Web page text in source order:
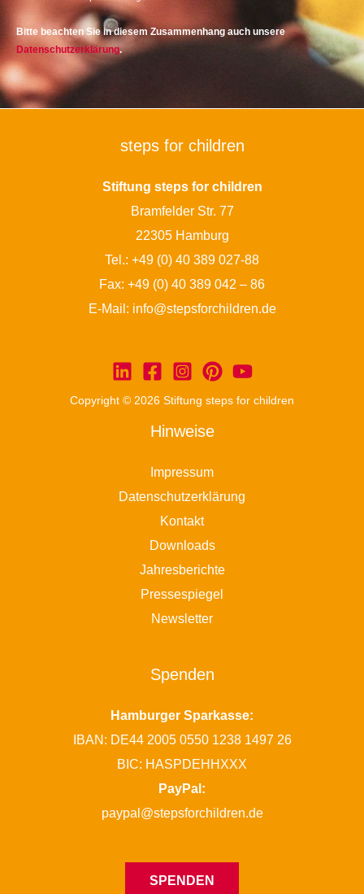
Bitte beachten Sie in diesem Zusammenhang auch unsere
Datenschutzerklärung.
steps for children
Stiftung steps for children
Bramfelder Str. 77
22305 Hamburg
Tel.: +49 (0) 40 389 027-88
Fax: +49 (0) 40 389 042 – 86
E-Mail: info@stepsforchildren.de
Copyright © 2026 Stiftung steps for children
Hinweise
Impressum
Datenschutzerklärung
Kontakt
Downloads
Jahresberichte
Pressespiegel
Newsletter
Spenden
Hamburger Sparkasse:
IBAN: DE44 2005 0550 1238 1497 26
BIC: HASPDEHHXXX
PayPal:
paypal@stepsforchildren.de
SPENDEN